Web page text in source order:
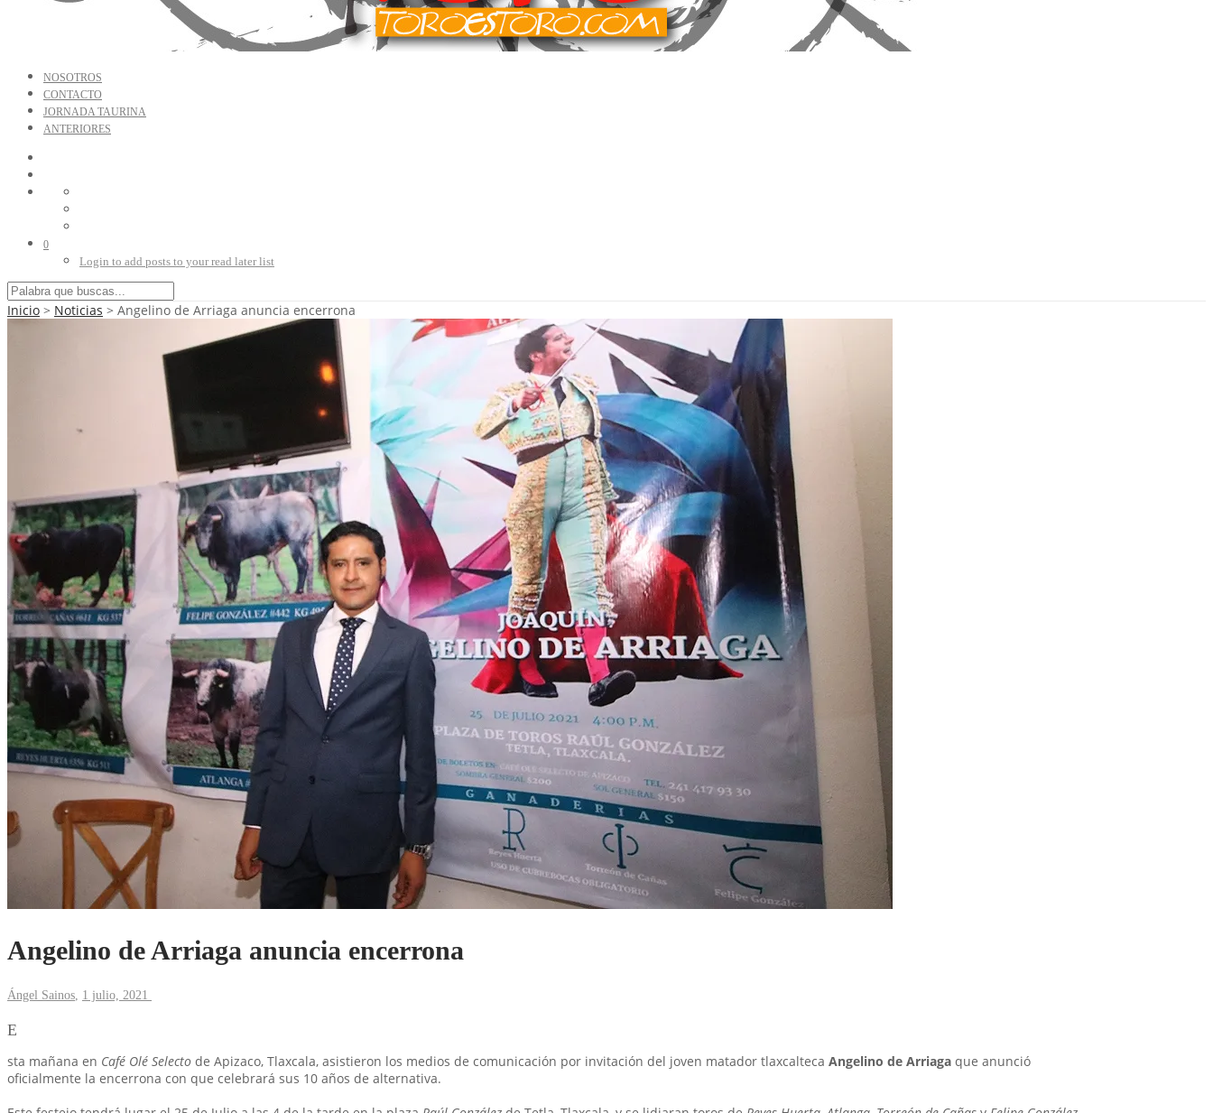
NOSOTROS
CONTACTO
JORNADA TAURINA
ANTERIORES
0
Login to add posts to your read later list
Inicio > Noticias > Angelino de Arriaga anuncia encerrona
Angelino de Arriaga anuncia encerrona
Ángel Sainos, 1 julio, 2021
E
sta mañana en Café Olé Selecto de Apizaco, Tlaxcala, asistieron los medios de comunicación por invitación del joven matador tlaxcalteca Angelino de Arriaga que anunció
oficialmente la encerrona con que celebrará sus 10 años de alternativa.